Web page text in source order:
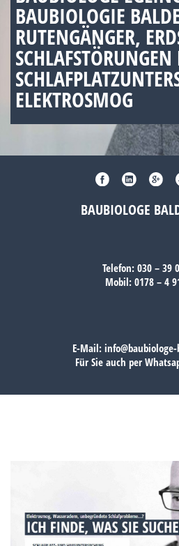
BAUBIOLOGIE
RUTENGÄNGER,
ELEKTROSMOG
BAUBIOLOGE
Telefon: 030 – 39
Mobil: 0178 – 4
E-Mail:
Für Sie auch per